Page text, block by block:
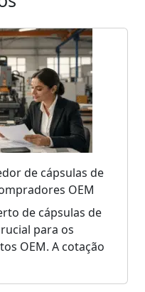
de cápsulas de
OEM
de cápsulas de
para os
OEM. A cotação